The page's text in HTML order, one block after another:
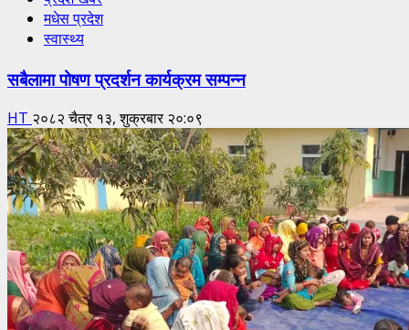
मधेस प्रदेश
स्वास्थ्य
सबैलामा पोषण प्रदर्शन कार्यक्रम सम्पन्न
HT २०८२ चैत्र १३, शुक्रबार २०:०९